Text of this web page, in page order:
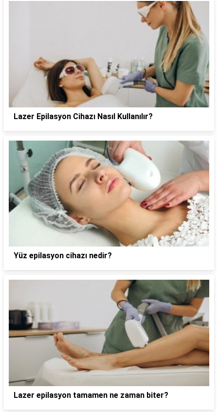
Lazer Epilasyon Cihazı Nasıl Kullanılır?
Yüz epilasyon cihazı nedir?
Lazer epilasyon tamamen ne zaman biter?